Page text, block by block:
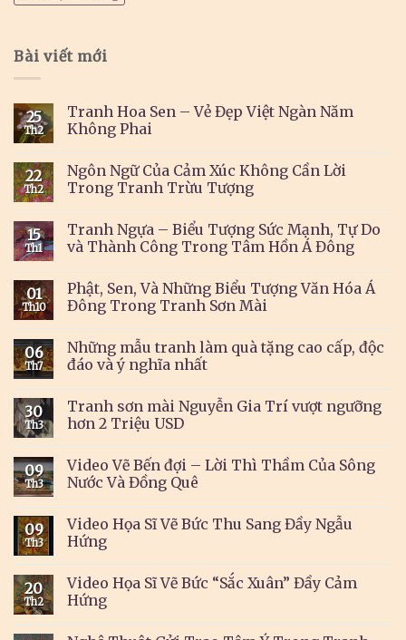
Bài viết mới
25
Th2
Tranh Hoa Sen – Vẻ Đẹp Việt Ngàn Năm
Không Phai
22
Th2
Ngôn Ngữ Của Cảm Xúc Không Cần Lời
Trong Tranh Trừu Tượng
15
Th1
Tranh Ngựa – Biểu Tượng Sức Mạnh, Tự Do
và Thành Công Trong Tâm Hồn Á Đông
01
Th10
Phật, Sen, Và Những Biểu Tượng Văn Hóa Á
Đông Trong Tranh Sơn Mài
06
Th7
Những mẫu tranh làm quà tặng cao cấp, độc
đáo và ý nghĩa nhất
30
Th3
Tranh sơn mài Nguyễn Gia Trí vượt ngưỡng
hơn 2 Triệu USD
09
Th3
Video Vẽ Bến đợi – Lời Thì Thầm Của Sông
Nước Và Đồng Quê
09
Th3
Video Họa Sĩ Vẽ Bức Thu Sang Đầy Ngẫu
Hứng
20
Th2
Video Họa Sĩ Vẽ Bức “Sắc Xuân” Đầy Cảm
Hứng